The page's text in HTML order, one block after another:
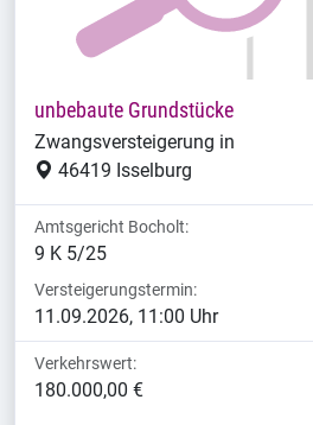
unbebaute Grundstücke
Zwangsversteigerung in
46419 Isselburg
Amtsgericht Bocholt:
9 K 5/25
Versteigerungstermin:
11.09.2026, 11:00 Uhr
Verkehrswert:
180.000,00 €